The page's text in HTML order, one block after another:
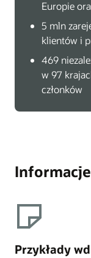
Europie
5 mln
klientów i
469
w 97
członków
Przykłady